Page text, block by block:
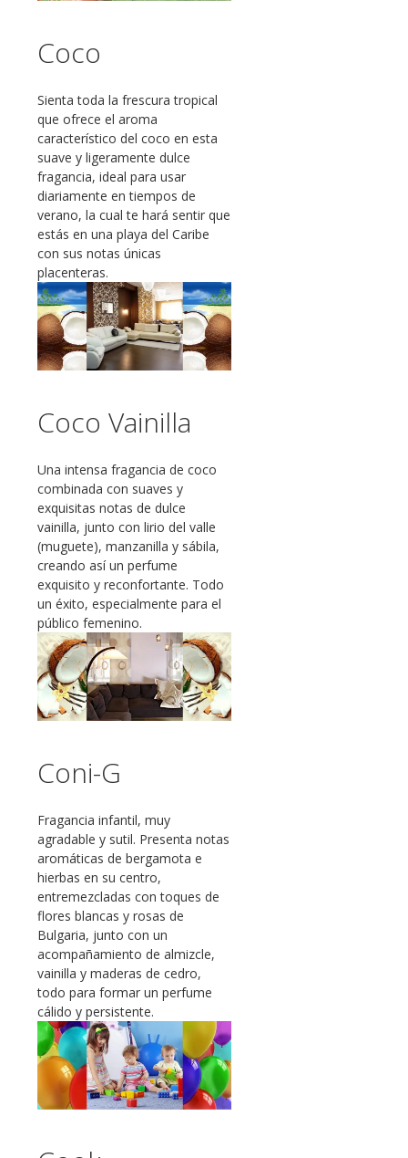
Coco
Sienta toda la frescura tropical
que ofrece el aroma
característico del coco en esta
suave y ligeramente dulce
fragancia, ideal para usar
diariamente en tiempos de
verano, la cual te hará sentir que
estás en una playa del Caribe
con sus notas únicas
placenteras.
Coco Vainilla
Una intensa fragancia de coco
combinada con suaves y
exquisitas notas de dulce
vainilla, junto con lirio del valle
(muguete), manzanilla y sábila,
creando así un perfume
exquisito y reconfortante. Todo
un éxito, especialmente para el
público femenino.
Coni-G
Fragancia infantil, muy
agradable y sutil. Presenta notas
aromáticas de bergamota e
hierbas en su centro,
entremezcladas con toques de
flores blancas y rosas de
Bulgaria, junto con un
acompañamiento de almizcle,
vainilla y maderas de cedro,
todo para formar un perfume
cálido y persistente.